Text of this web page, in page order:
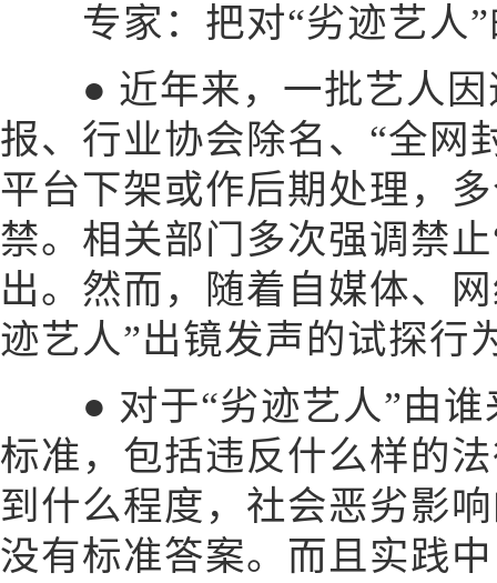
专家：把对“劣迹艺人”
● 近年来，一批艺人因
报、行业协会除名、“全网
平台下架或作后期处理，
禁。相关部门多次强调禁
出。然而，随着自媒体、
迹艺人”出镜发声的试探行
● 对于“劣迹艺人”由谁
标准，包括违反什么样的
到什么程度，社会恶劣影
没有标准答案。而且实践